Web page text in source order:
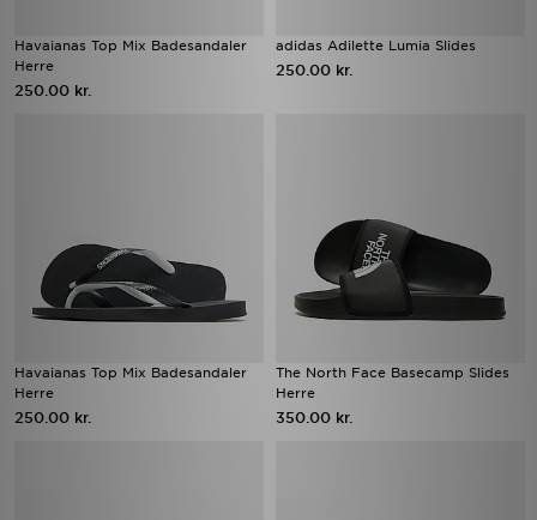
Havaianas Top Mix Badesandaler
Herre
250.00 kr.
adidas Adilette Lumia Slides
250.00 kr.
Havaianas Top Mix Badesandaler
Herre
250.00 kr.
The North Face Basecamp Slides
Herre
350.00 kr.